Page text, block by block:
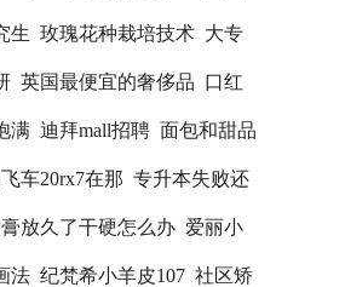
生 玫瑰花种栽培技术 大专
英国最便宜的奢侈品 口红
满 迪拜mall招聘 面包和甜品
车20rx7在那 专升本失败还
膏放久了干硬怎么办 爱丽小
法 纪梵希小羊皮107 社区矫